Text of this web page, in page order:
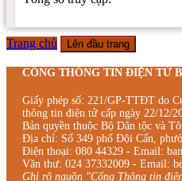
Trang chủ Lên đầu trang
CỔNG THÔNG TIN ĐIỆN TỬ
Giấy phép số: 221/GP-TTĐT do
thông tin điện tử cấp ngày 22/12/
Bản quyền thuộc Bộ Dân tộc và
Địa chỉ: Số 349 phố Đội Cấn,
Điện thoại: 080 44329 - Email:
Văn thư: 024 37332009 - Email:
Ghi rõ nguồn "Cổng Thông tin